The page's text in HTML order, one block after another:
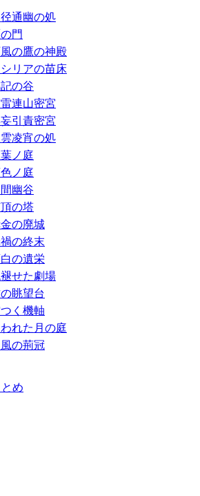
通幽の処
門
の鷹の神殿
リアの苗床
の谷
連山密宮
引責密宮
凌宵の処
ノ庭
ノ庭
幽谷
の塔
の廃城
の終末
の遺栄
せた劇場
眺望台
く機軸
れた月の庭
の荊冠
め